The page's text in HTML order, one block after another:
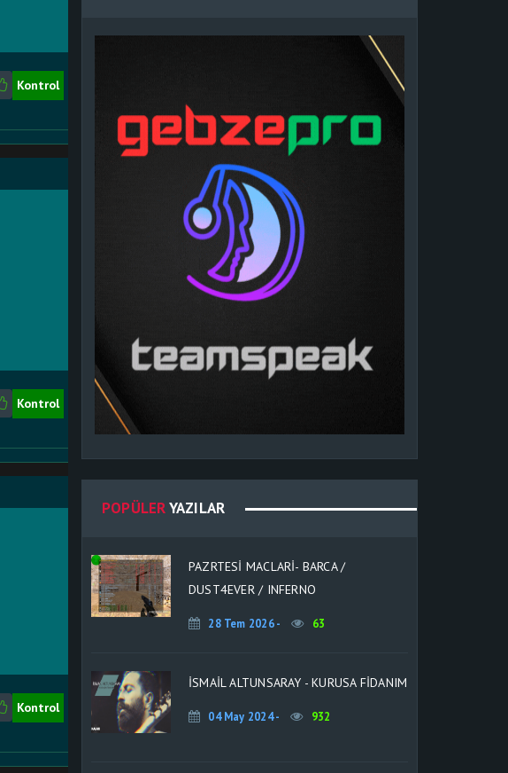
Kontrol
Kontrol
Kontrol
POPÜLERYAZILAR
PAZRTESI MACLARI- BARCA /
DUST4EVER / INFERNO
28 Tem 2026 - 63
İSMAİL ALTUNSARAY - KURUSA FİDANIM
04 May 2024 - 932